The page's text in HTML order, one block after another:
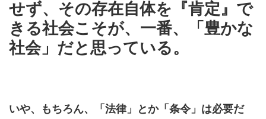
せず、その存在自体を『肯定』で
きる社会こそが、一番、「豊かな
社会」だと思っている。
いや、もちろん、「法律」とか「条令」は必要だ